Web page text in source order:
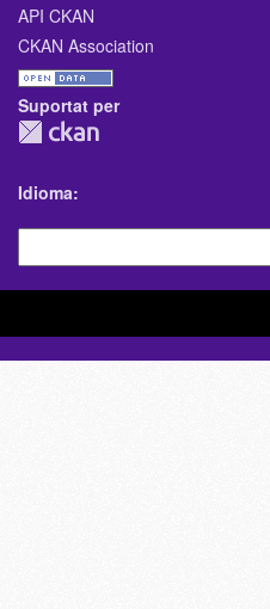
API CKAN
CKAN Association
Suportat per
Idioma